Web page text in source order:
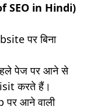
SEO in Hindi)
पर बिना
पेज पर आने से
करते हैं।
पर आने वाली